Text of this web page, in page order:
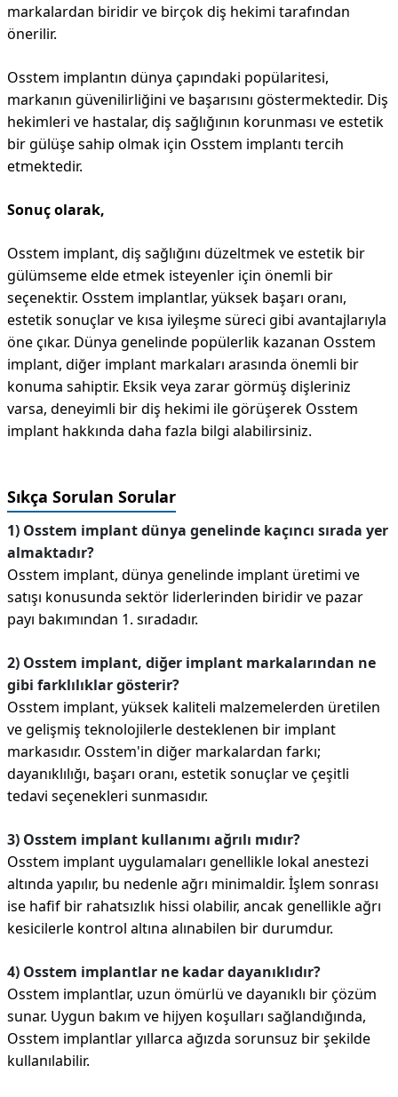
markalardan biridir ve birçok diş hekimi tarafından
önerilir.
Osstem implantın dünya çapındaki popülaritesi,
markanın güvenilirliğini ve başarısını göstermektedir. Diş
hekimleri ve hastalar, diş sağlığının korunması ve estetik
bir gülüşe sahip olmak için Osstem implantı tercih
etmektedir.
Sonuç olarak,
Osstem implant, diş sağlığını düzeltmek ve estetik bir
gülümseme elde etmek isteyenler için önemli bir
seçenektir. Osstem implantlar, yüksek başarı oranı,
estetik sonuçlar ve kısa iyileşme süreci gibi avantajlarıyla
öne çıkar. Dünya genelinde popülerlik kazanan Osstem
implant, diğer implant markaları arasında önemli bir
konuma sahiptir. Eksik veya zarar görmüş dişleriniz
varsa, deneyimli bir diş hekimi ile görüşerek Osstem
implant hakkında daha fazla bilgi alabilirsiniz.
Sıkça Sorulan Sorular
1) Osstem implant dünya genelinde kaçıncı sırada yer
almaktadır?
Osstem implant, dünya genelinde implant üretimi ve
satışı konusunda sektör liderlerinden biridir ve pazar
payı bakımından 1. sıradadır.
2) Osstem implant, diğer implant markalarından ne
gibi farklılıklar gösterir?
Osstem implant, yüksek kaliteli malzemelerden üretilen
ve gelişmiş teknolojilerle desteklenen bir implant
markasıdır. Osstem'in diğer markalardan farkı;
dayanıklılığı, başarı oranı, estetik sonuçlar ve çeşitli
tedavi seçenekleri sunmasıdır.
3) Osstem implant kullanımı ağrılı mıdır?
Osstem implant uygulamaları genellikle lokal anestezi
altında yapılır, bu nedenle ağrı minimaldir. İşlem sonrası
ise hafif bir rahatsızlık hissi olabilir, ancak genellikle ağrı
kesicilerle kontrol altına alınabilen bir durumdur.
4) Osstem implantlar ne kadar dayanıklıdır?
Osstem implantlar, uzun ömürlü ve dayanıklı bir çözüm
sunar. Uygun bakım ve hijyen koşulları sağlandığında,
Osstem implantlar yıllarca ağızda sorunsuz bir şekilde
kullanılabilir.